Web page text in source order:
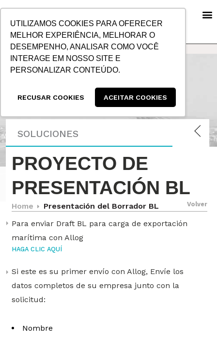
UTILIZAMOS COOKIES PARA OFERECER
MELHOR EXPERIÊNCIA, MELHORAR O
DESEMPENHO, ANALISAR COMO VOCÊ
INTERAGE EM NOSSO SITE E
PERSONALIZAR CONTEÚDO.
RECUSAR COOKIES ACEITAR COOKIES
CONTENIDO
SOLUCIONES
PROYECTO DE
PRESENTACIÓN BL
Home Presentación del Borrador BL Volver
Para enviar Draft BL para carga de exportación
marítima con Allog
HAGA CLIC AQUÍ
Si este es su primer envío con Allog, Envíe los
datos completos de su empresa junto con la
solicitud:
Nombre